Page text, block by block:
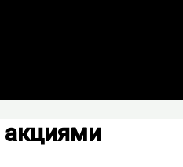
акциями